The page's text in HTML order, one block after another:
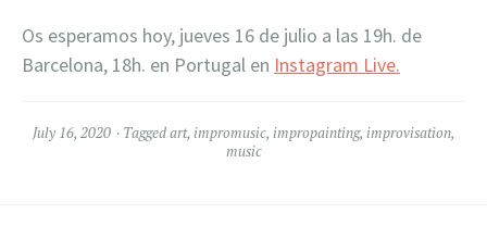
Os esperamos hoy, jueves 16 de julio a las 19h. de
Barcelona, 18h. en Portugal en Instagram Live.
July 16, 2020 Taggedart, impromusic, impropainting, improvisation,
music